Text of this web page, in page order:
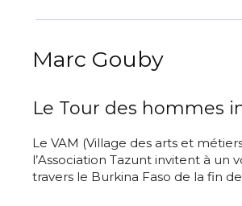
Marc Gouby
Le Tour des hommes
Le VAM (Village des arts et
l’Association Tazunt invitent à un
travers le Burkina Faso de la fin